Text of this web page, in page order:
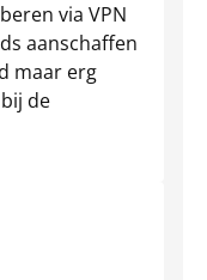
via VPN
aanschaffen
maar erg
de